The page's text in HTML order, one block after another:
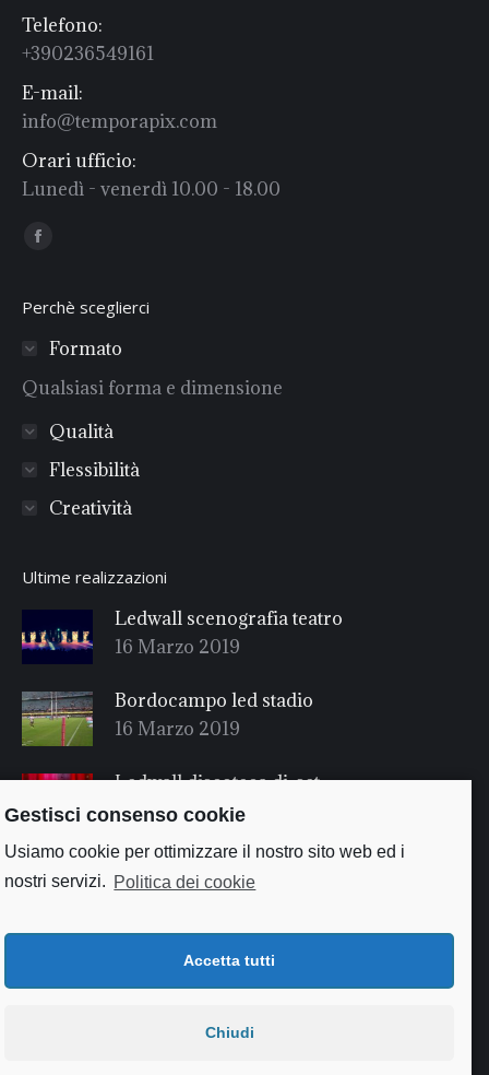
Gestisci consenso cookie
Usiamo cookie per ottimizzare il nostro sito web ed i
nostri servizi. Politica dei cookie
Accetta tutti
Chiudi
Telefono:
+390236549161
E-mail:
info@temporapix.com
Orari ufficio:
Lunedì - venerdì 10.00 - 18.00
Find us on:
Facebook
Perchè sceglierci
Formato
Qualsiasi forma e dimensione
Qualità
Flessibilità
Creatività
Ultime realizzazioni
Ledwall scenografia teatro
16 Marzo 2019
Bordocampo led stadio
16 Marzo 2019
Ledwall discoteca dj-set
16 Marzo 2019